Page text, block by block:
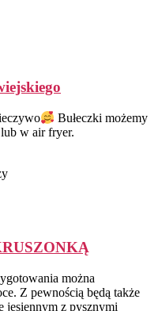
Bułeczki możemy
w air fryer.
można
Z pewnością będą także
jesiennym z pysznymi